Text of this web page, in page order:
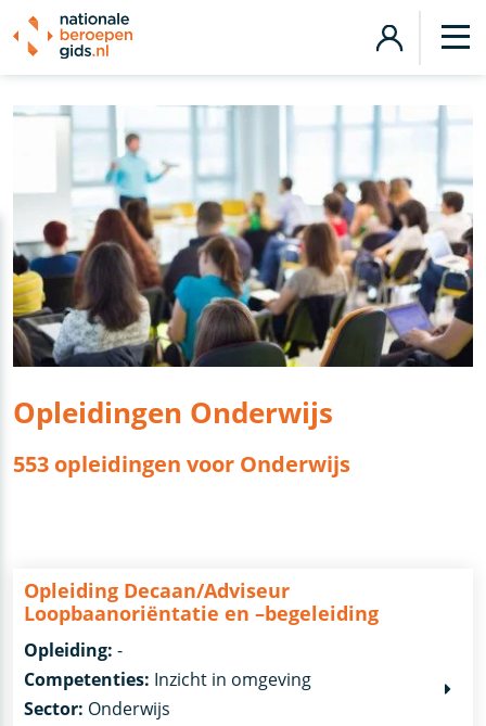
Opleidingen Onderwijs
553 opleidingen voor Onderwijs
Opleiding Decaan/Adviseur
Loopbaanoriëntatie en –begeleiding
Opleiding: -
Competenties: Inzicht in omgeving
Sector: Onderwijs